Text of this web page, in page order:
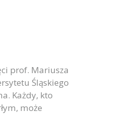
prof. Mariusza
Śląskiego
Każdy, kto
może